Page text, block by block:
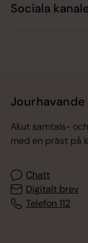
Sociala
Akut samtals-
med en präst på
Chatt
Digitalt brev
Telefon 112